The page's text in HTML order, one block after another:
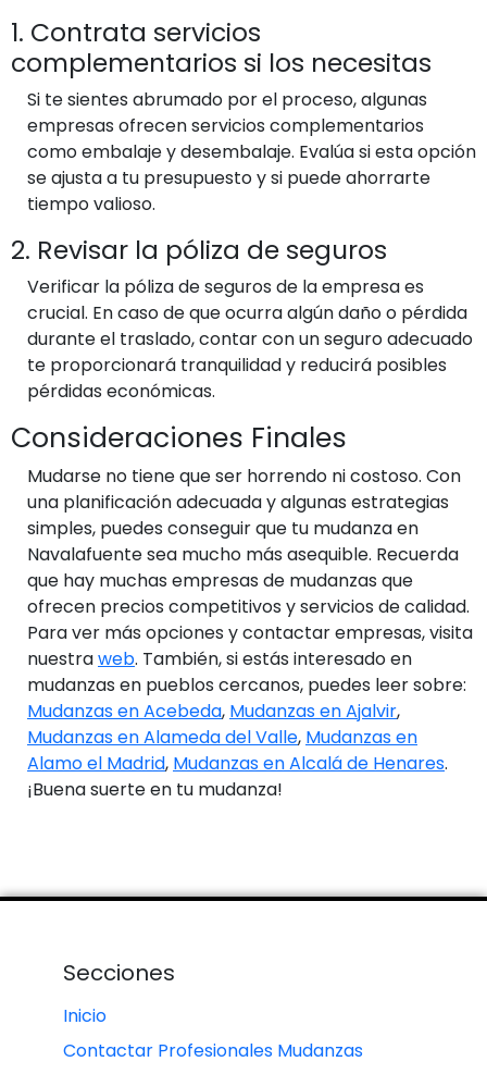
1. Contrata servicios
complementarios si los necesitas
Si te sientes abrumado por el proceso, algunas
empresas ofrecen servicios complementarios
como embalaje y desembalaje. Evalúa si esta opción
se ajusta a tu presupuesto y si puede ahorrarte
tiempo valioso.
2. Revisar la póliza de seguros
Verificar la póliza de seguros de la empresa es
crucial. En caso de que ocurra algún daño o pérdida
durante el traslado, contar con un seguro adecuado
te proporcionará tranquilidad y reducirá posibles
pérdidas económicas.
Consideraciones Finales
Mudarse no tiene que ser horrendo ni costoso. Con
una planificación adecuada y algunas estrategias
simples, puedes conseguir que tu mudanza en
Navalafuente sea mucho más asequible. Recuerda
que hay muchas empresas de mudanzas que
ofrecen precios competitivos y servicios de calidad.
Para ver más opciones y contactar empresas, visita
nuestraweb. También, si estás interesado en
mudanzas en pueblos cercanos, puedes leer sobre:
Mudanzas en Acebeda, Mudanzas en Ajalvir,
Mudanzas en Alameda del Valle, Mudanzas en
Alamo el Madrid, Mudanzas en Alcalá de Henares.
¡Buena suerte en tu mudanza!
Secciones
Inicio
Contactar Profesionales Mudanzas